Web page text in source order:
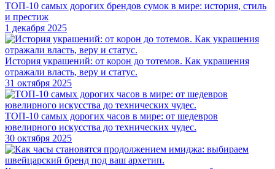
ТОП-10 самых дорогих брендов сумок в мире: история, стиль
и престиж
1 декабря 2025
История украшений: от корон до тотемов. Как украшения
отражали власть, веру и статус.
31 октября 2025
ТОП-10 самых дорогих часов в мире: от шедевров
ювелирного искусства до технических чудес.
30 октября 2025